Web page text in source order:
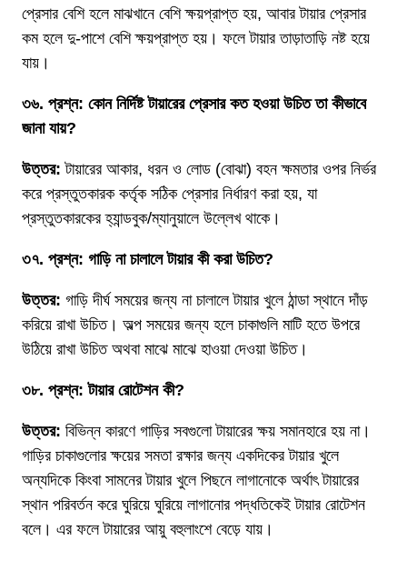
প্রেসার বেশি হলে মাঝখানে বেশি ক্ষয়প্রাপ্ত হয়, আবার টায়ার প্রেসার
কম হলে দু-পাশে বেশি ক্ষয়প্রাপ্ত হয়। ফলে টায়ার তাড়াতাড়ি নষ্ট হয়ে
যায়।
৩৬. প্রশ্ন: কোন নির্দিষ্ট টায়ারের প্রেসার কত হওয়া উচিত তা কীভাবে
জানা যায়?
উত্তর: টায়ারের আকার, ধরন ও লোড (বোঝা) বহন ক্ষমতার ওপর নির্ভর
করে প্রস্তুতকারক কর্তৃক সঠিক প্রেসার নির্ধারণ করা হয়, যা
প্রস্তুতকারকের হ্যান্ডবুক/ম্যানুয়ালে উল্লেখ থাকে।
৩৭. প্রশ্ন: গাড়ি না চালালে টায়ার কী করা উচিত?
উত্তর: গাড়ি দীর্ঘ সময়ের জন্য না চালালে টায়ার খুলে ঠান্ডা স্থানে দাঁড়
করিয়ে রাখা উচিত। অল্প সময়ের জন্য হলে চাকাগুলি মাটি হতে উপরে
উঠিয়ে রাখা উচিত অথবা মাঝে মাঝে হাওয়া দেওয়া উচিত।
৩৮. প্রশ্ন: টায়ার রোটেশন কী?
উত্তর: বিভিন্ন কারণে গাড়ির সবগুলো টায়ারের ক্ষয় সমানহারে হয় না।
গাড়ির চাকাগুলোর ক্ষয়ের সমতা রক্ষার জন্য একদিকের টায়ার খুলে
অন্যদিকে কিংবা সামনের টায়ার খুলে পিছনে লাগানোকে অর্থাৎ টায়ারের
স্থান পরিবর্তন করে ঘুরিয়ে ঘুরিয়ে লাগানোর পদ্ধতিকেই টায়ার রোটেশন
বলে। এর ফলে টায়ারের আয়ু বহুলাংশে বেড়ে যায়।